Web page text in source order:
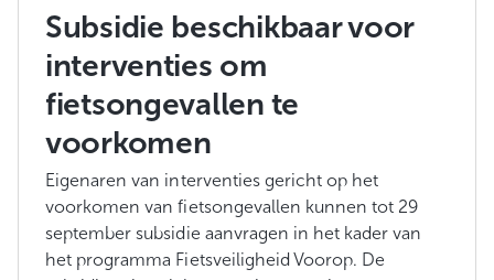
Subsidie beschikbaar voor
interventies om
fietsongevallen te
voorkomen
Eigenaren van interventies gericht op het
voorkomen van fietsongevallen kunnen tot 29
september subsidie aanvragen in het kader van
het programma Fietsveiligheid Voorop. De